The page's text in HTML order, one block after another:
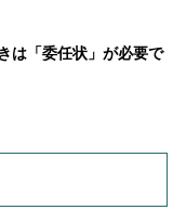
は「委任状」が必要で